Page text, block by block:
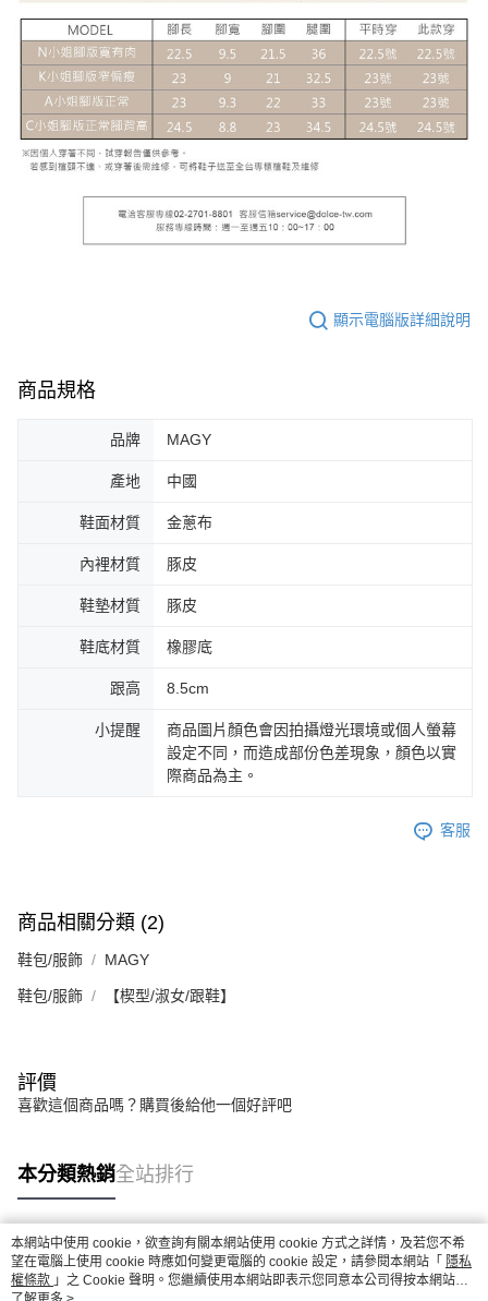
顯示電腦版詳細說明
商品規格
品牌 MAGY
產地 中國
鞋面材質 金蔥布
內裡材質 豚皮
鞋墊材質 豚皮
鞋底材質 橡膠底
跟高 8.5cm
小提醒
商品圖片顏色會因拍攝燈光環境或個人螢幕
設定不同，而造成部份色差現象，顏色以實
際商品為主。
客服
商品相關分類 (2)
鞋包/服飾 MAGY
鞋包/服飾 【楔型/淑女/跟鞋】
評價
喜歡這個商品嗎？購買後給他一個好評吧
本分類熱銷全站排行
熱門標籤
本網站中使用 cookie，欲查詢有關本網站使用 cookie 方式之詳情，及若您不希
望在電腦上使用 cookie 時應如何變更電腦的 cookie 設定，請參閱本網站「 隱私
權條款 」之 Cookie 聲明。您繼續使用本網站即表示您同意本公司得按本網站使